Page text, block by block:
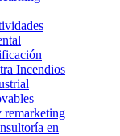
Incendios
remarketing
en